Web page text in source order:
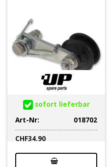
sofort lieferbar
Art-Nr:
018702
CHF34.90